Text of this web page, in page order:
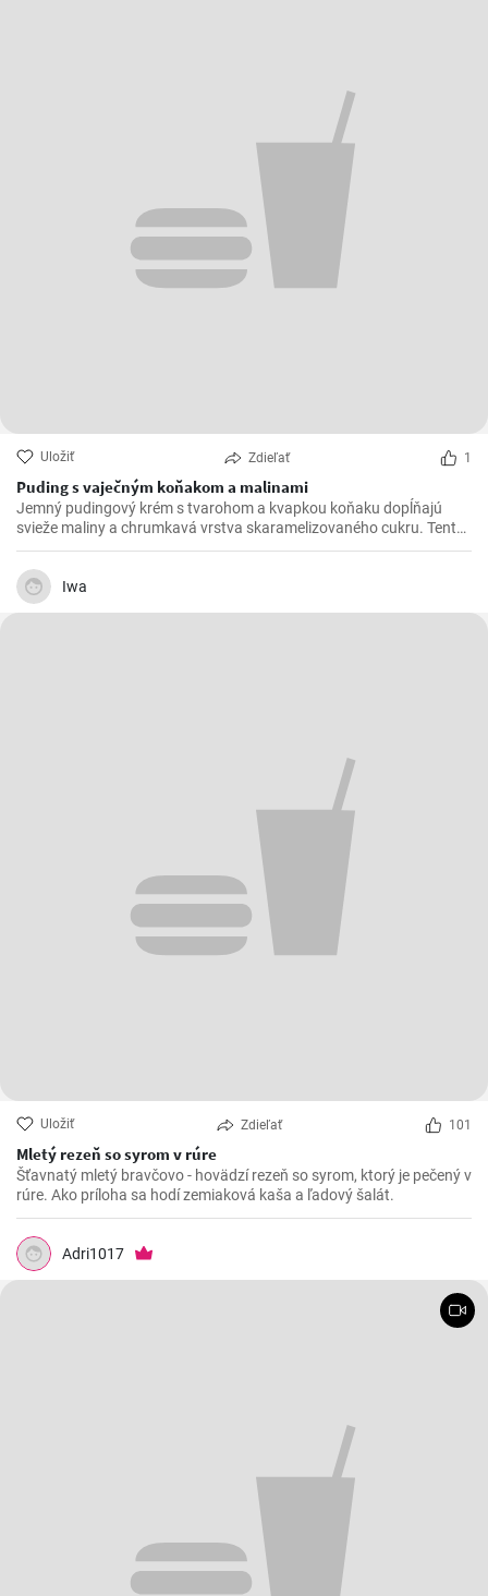
Uložiť Zdieľať 1
Puding s vaječným koňakom a malinami
Jemný pudingový krém s tvarohom a kvapkou koňaku dopĺňajú
svieže maliny a chrumkavá vrstva skaramelizovaného cukru. Tento
rýchly dezert na lyžičku očarí elegantným vzhľadom aj príjemnou
krémovosťou, ovocnou sviežosťou a sladkým chrumknutím
karamelu.
Iwa
Uložiť Zdieľať 101
Mletý rezeň so syrom v rúre
Šťavnatý mletý bravčovo - hovädzí rezeň so syrom, ktorý je pečený v
rúre. Ako príloha sa hodí zemiaková kaša a ľadový šalát.
Adri1017